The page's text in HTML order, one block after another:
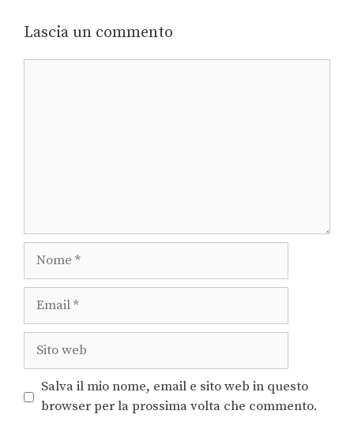
Lascia un commento
Salva il mio nome, email e sito web in questo
browser per la prossima volta che commento.